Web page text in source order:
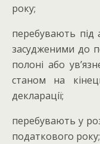
року;
перебувають
засудженими до
полоні або
станом на
декларації;
перебувають у
податкового року;